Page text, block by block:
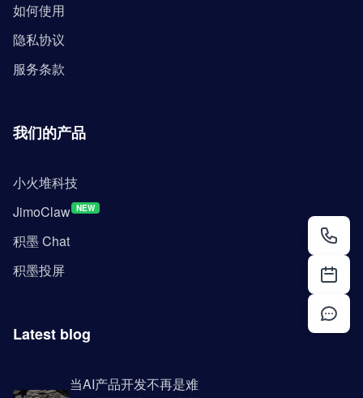
如何使用
隐私协议
服务条款
我们的产品
小火堆科技
JimoClaw NEW
积墨 Chat
积墨投屏
Latest blog
当AI产品开发不再是难